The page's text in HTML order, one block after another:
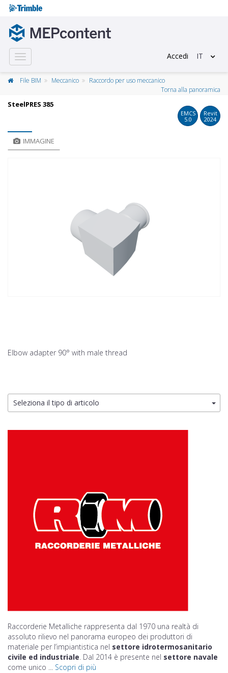
Toggle
navigation
Accedi IT
File BIM Meccanico
Raccordo per uso meccanico
Torna alla panoramica
SteelPRES 385
EMCS
5.0
Revit
2024
IMMAGINE
Elbow adapter 90° with male thread
Seleziona il tipo di articolo
Raccorderie Metalliche rappresenta dal 1970 una realtà di
assoluto rilievo nel panorama europeo dei produttori di
materiale per l’impiantistica nel settore idrotermosanitario
civile ed industriale. Dal 2014 è presente nel settore navale
come unico ... Scopri di più